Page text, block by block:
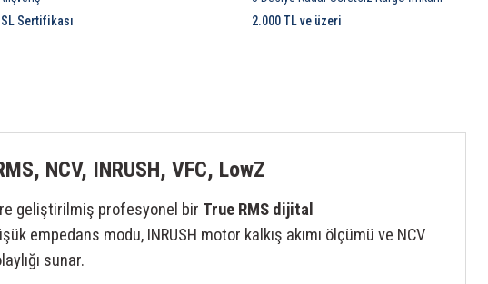
2.000 TL ve üzeri
Sertifikası
NCV, INRUSH, VFC, LowZ
geliştirilmiş profesyonel bir True RMS dijital
empedans modu, INRUSH motor kalkış akımı ölçümü ve NCV
sunar.